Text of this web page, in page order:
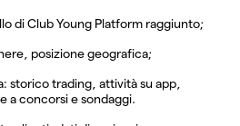
di Club Young Platform raggiunto;
posizione geografica;
storico trading, attività su app,
a concorsi e sondaggi.